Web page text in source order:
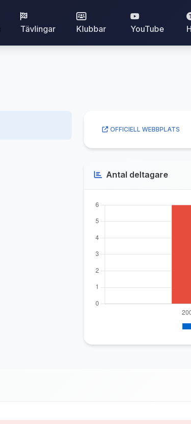
Tävlingar Klubbar YouTube
OFFICIELL WEBBPLATS
Antal deltagare